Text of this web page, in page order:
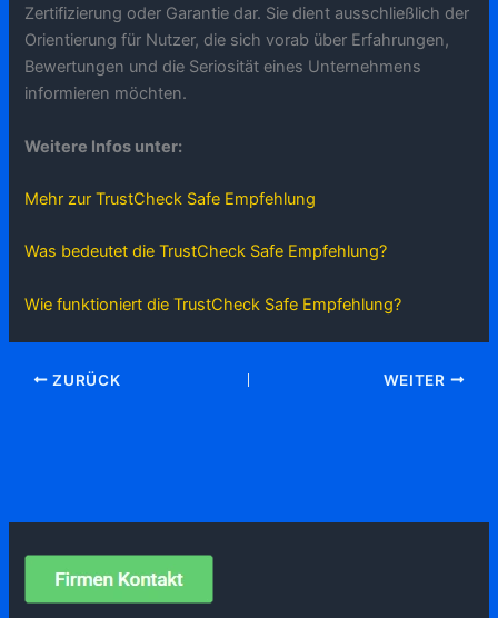
Zertifizierung oder Garantie dar. Sie dient ausschließlich der
Orientierung für Nutzer, die sich vorab über Erfahrungen,
Bewertungen und die Seriosität eines Unternehmens
informieren möchten.
Weitere Infos unter:
Mehr zur TrustCheck Safe Empfehlung
Was bedeutet die TrustCheck Safe Empfehlung?
Wie funktioniert die TrustCheck Safe Empfehlung?
ZURÜCK WEITER